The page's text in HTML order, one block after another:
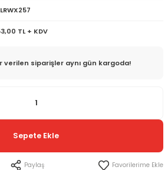
TL + KDV
verilen siparişler aynı gün kargoda!
Sepete Ekle
Paylaş